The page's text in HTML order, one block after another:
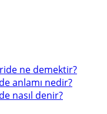
ne demektir?
anlamı nedir?
nasıl denir?